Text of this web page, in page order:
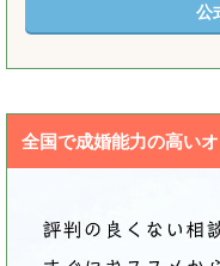
公
全国で成婚能力の高い